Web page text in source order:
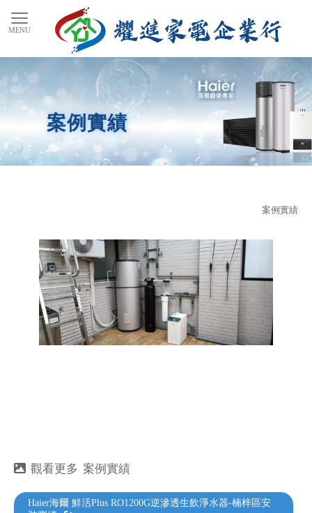
案例實績
案例實績
案例實績
Haier海爾 鮮活Plus RO1200G逆滲透生飲淨水器-楠梓區安